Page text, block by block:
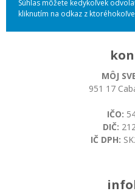
Súhlas môžete kedykoľvek
kliknutím na odkaz z
MÔJ
951 17
IČO:
DIČ:
IČ DPH: